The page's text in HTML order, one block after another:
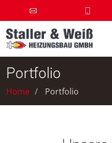
Portfolio
Home Portfolio